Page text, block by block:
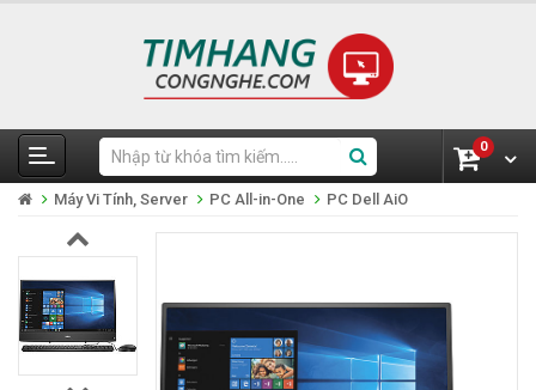
0
Máy Vi Tính, Server PC All-in-One PC Dell AiO